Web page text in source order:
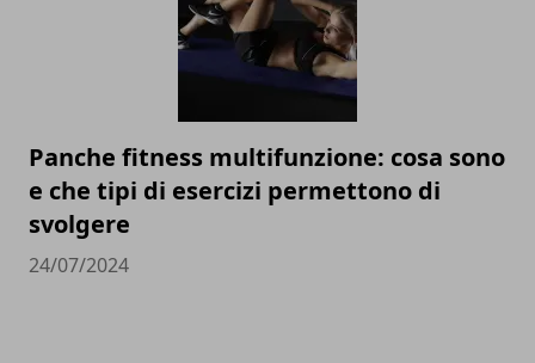
Panche fitness multifunzione: cosa sono
e che tipi di esercizi permettono di
svolgere
24/07/2024